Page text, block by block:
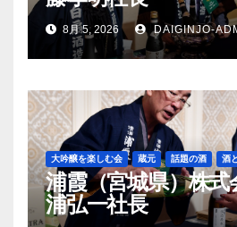
8月 5, 2026 DAIGINJO-
大吟醸を楽しむ会 蔵元 話題の酒 酒
浦霞（宮城県）株式
浦弘一社長